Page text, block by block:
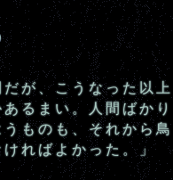
が、こうなった以上
るまい。人間ばかり
ものも、それから鳥
ればよかった。」